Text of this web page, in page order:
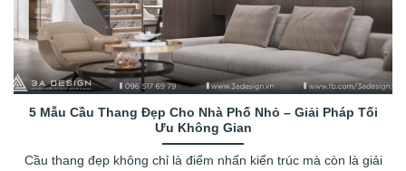
5 Mẫu Cầu Thang Đẹp Cho Nhà Phố Nhỏ – Giải Pháp Tối
Ưu Không Gian
Cầu thang đẹp không chỉ là điểm nhấn kiến trúc mà còn là giải